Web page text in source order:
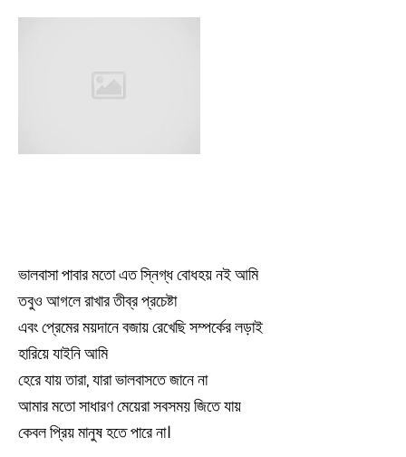
ভালবাসা পাবার মতো এত স্নিগ্ধ বোধহয় নই আমি
তবুও আগলে রাখার তীব্র প্রচেষ্টা
এবং প্রেমের ময়দানে বজায় রেখেছি সম্পর্কের লড়াই
হারিয়ে যাইনি আমি
হেরে যায় তারা, যারা ভালবাসতে জানে না
আমার মতো সাধারণ মেয়েরা সবসময় জিতে যায়
কেবল প্রিয় মানুষ হতে পারে না।